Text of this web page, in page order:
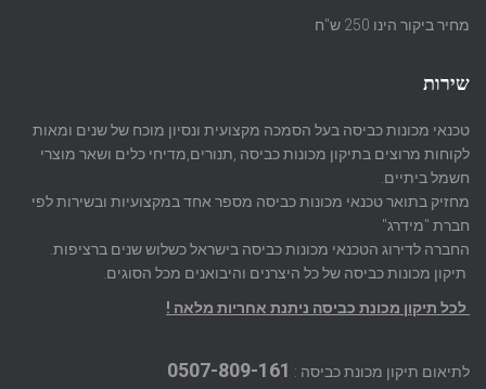
מחיר ביקור הינו 250 ש"ח
שירות
טכנאי מכונות כביסה בעל הסמכה מקצועית ונסיון מוכח של שנים ומאות
לקוחות מרוצים בתיקון מכונות כביסה ,תנורים,מדיחי כלים ושאר מוצרי
חשמל ביתיים.
מחזיק בתואר טכנאי מכונות כביסה מספר אחד במקצועיות ובשירות לפי
חברת "מידרג"
החברה לדירוג הטכנאי מכונות כביסה בישראל כשלוש שנים ברציפות.
תיקון מכונות כביסה של כל היצרנים והיבואנים מכל הסוגים.
לכל תיקון מכונת כביסה ניתנת אחריות מלאה !
לתיאום תיקון מכונת כביסה : 0507-809-161